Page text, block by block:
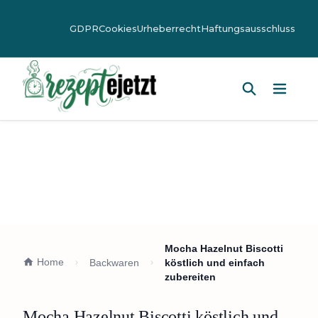
GDPRCookiesUrheberrechtHaftungsausschluss
Home Backwaren
Mocha Hazelnut Biscotti
köstlich und einfach
zubereiten